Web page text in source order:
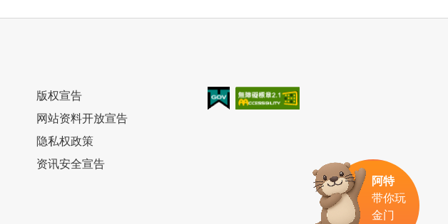
阿特
带你玩
金门
版权宣告
网站资料开放宣告
隐私权政策
资讯安全宣告